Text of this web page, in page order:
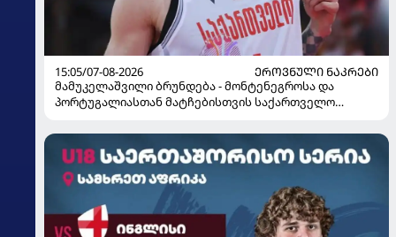
15:05/07-08-2026
ᲔᲠᲝᲕᲜᲣᲚᲘ ᲜᲐᲙᲠᲔᲑᲘ
მამუკელაშვილი ბრუნდება - მონტენეგროსა და
პორტუგალიასთან მატჩებისთვის საქართველო